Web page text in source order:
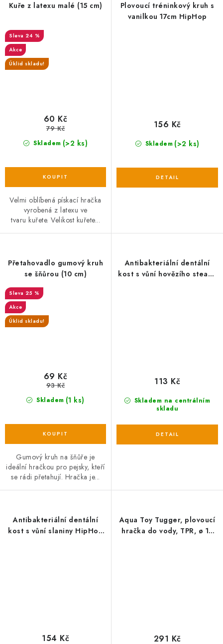
Kuře z latexu malé (15 cm)
24 %
Akce
Úklid skladu!
Skladem (>2 ks)
60 Kč
79 Kč
Velmi oblíbená pískací hračka
vyrobená z latexu ve
tvaru kuřete. Velikost kuřete...
Plovoucí tréninkový kruh s
vanilkou 17cm HipHop
Skladem (>2 ks)
156 Kč
Přetahovadlo gumový kruh
se šňůrou (10 cm)
25 %
Akce
Úklid skladu!
Skladem (1 ks)
69 Kč
93 Kč
Gumový kruh na šňůře je
ideální hračkou pro pejsky, kteří
se rádi přetahují. Hračka je...
Antibakteriální dentální
kost s vůní hovězího steaku
Skladem na centrálním
skladu
113 Kč
Antibakteriální dentální
kost s vůní slaniny HipHop
154 Kč
Aqua Toy Tugger, plovoucí
hračka do vody, TPR, ø 17
291 Kč